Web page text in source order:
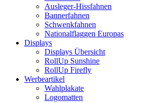
Ausleger-Hissfahnen
Bannerfahnen
Schwenkfahnen
Nationalflaggen Europas
Displays
Displays Übersicht
RollUp Sunshine
RollUp Firefly
Werbeartikel
Wahlplakate
Logomatten